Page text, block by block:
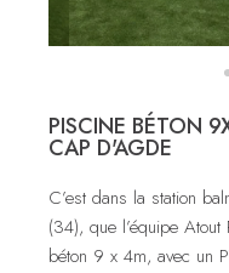
PISCINE BÉTON
CAP D'AGDE
C’est dans la station
(34), que l’équipe
béton 9 x 4m, avec un